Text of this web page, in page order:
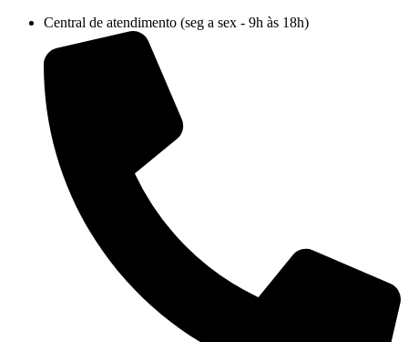
conteúdo
Central de atendimento (seg a sex - 9h às 18h)